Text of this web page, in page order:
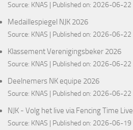
Source: KNAS Published on: 2026-06-22
Medaillespiegel NJK 2026
Source: KNAS Published on: 2026-06-22
Klassement Verenigingsbeker 2026
Source: KNAS Published on: 2026-06-22
Deelnemers NK equipe 2026
Source: KNAS Published on: 2026-06-22
NJK - Volg het live via Fencing Time Live
Source: KNAS Published on: 2026-06-19